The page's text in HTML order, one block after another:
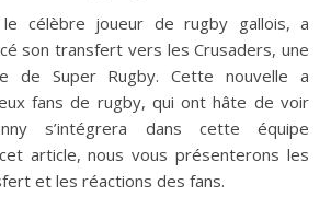
son transfert vers les Crusaders, une
de Super Rugby. Cette nouvelle a
fans de rugby, qui ont hâte de voir
s’intégrera dans cette équipe
article, nous vous présenterons les
et les réactions des fans.